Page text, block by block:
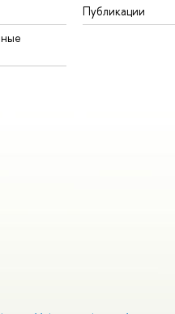
Публикации